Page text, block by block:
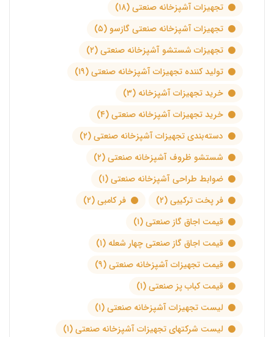
تجهیزات آشپزخانه صنعتی(۱۸)
تجهیزات آشپزخانه صنعتی گازسو (۵)
تجهیزات شستشو آشپزخانه صنعتی(۲)
تولید کننده تجهیزات آشپزخانه صنعتی(۱۹)
خرید تجهیزات آشپزخانه (۳)
خرید تجهیزات آشپزخانه صنعتی(۴)
دسته‌بندی تجهیزات آشپزخانه صنعتی(۲)
شستشو ظروف آشپزخانه صنعتی(۲)
ضوابط طراحی آشپزخانه صنعتی(۱)
فر پخت ترکیبی(۲) فر کامبی(۲)
قیمت اجاق گاز صنعتی(۱)
قیمت اجاق گاز صنعتی چهار شعله (۱)
قیمت تجهیزات آشپزخانه صنعتی(۹)
قیمت کباب پز صنعتی(۱)
لیست تجهیزات آشپزخانه صنعتی(۱)
لیست شرکتهای تجهیزات آشپزخانه صنعتی(۱)